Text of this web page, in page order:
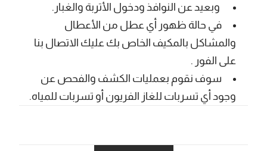
وبعيد عن النوافذ ودخول الأتربة والغبار.
في حالة ظهور أي عطل من الأعطال
والمشاكل بالمكيف الخاص بك عليك الاتصال بنا
على الفور .
سوف نقوم بعمليات الكشف والفحص عن
وجود أي تسربات للغاز الفريون أو تسربات للمياه.